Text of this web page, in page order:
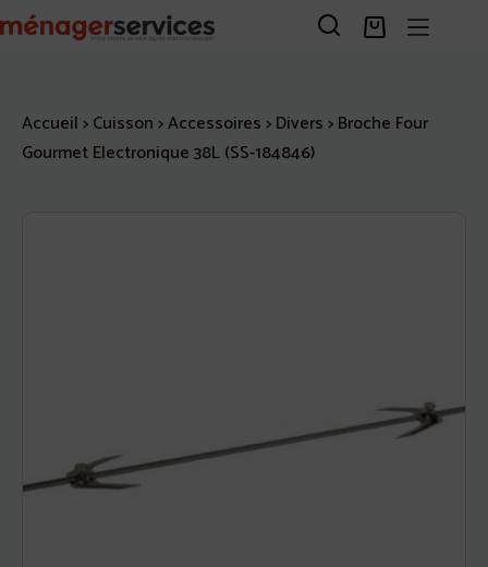
au
Panier
Accueil>Cuisson>Accessoires>Divers>Broche Four
Gourmet Electronique 38L (SS-184846)